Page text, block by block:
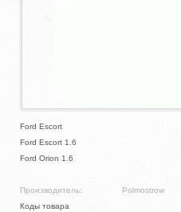
Ford Escort
Ford Escort 1.6
Ford Orion 1.6
Производитель:
Polmostrow
Коды товара